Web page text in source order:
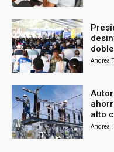
Andrea
alto
Andrea